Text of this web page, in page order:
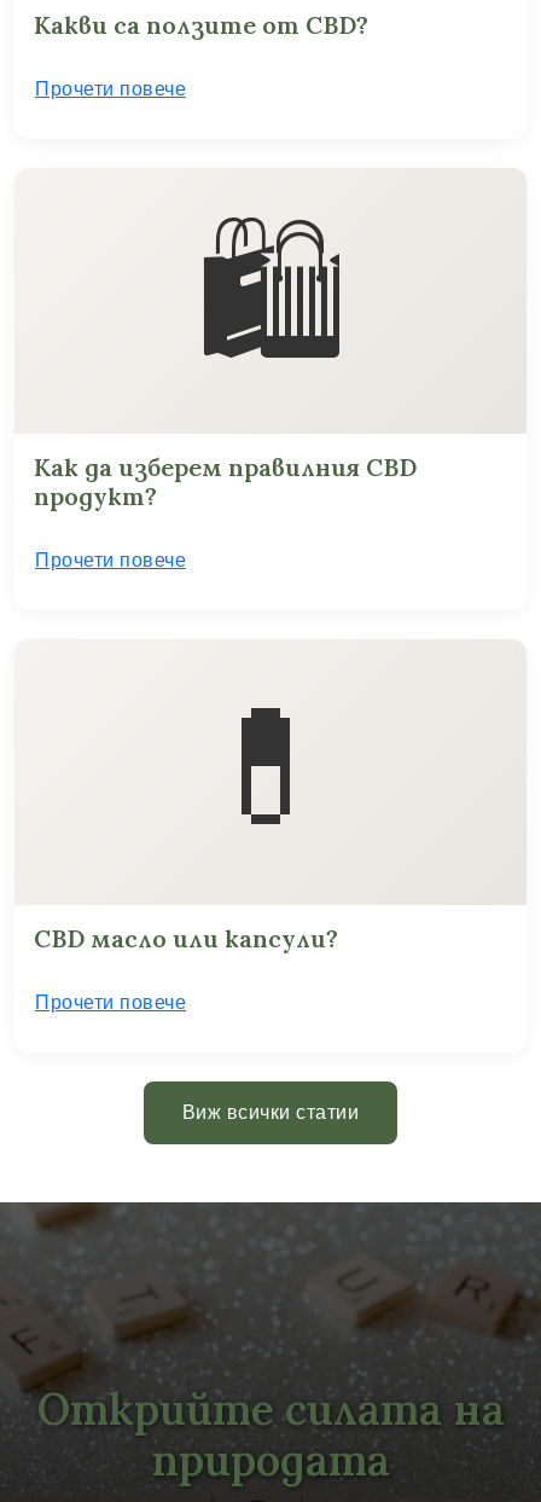
Какви са ползите от CBD?
Прочети повече
🛍️
Как да изберем правилния CBD
продукт?
Прочети повече
💊
CBD масло или капсули?
Прочети повече
Виж всички статии
Открийте силата на
природата